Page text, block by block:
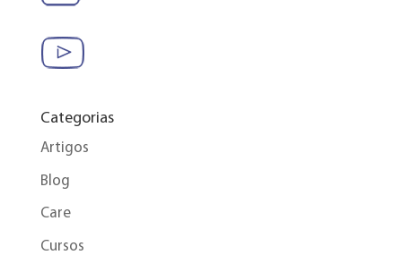
Categorias
Artigos
Blog
Care
Cursos